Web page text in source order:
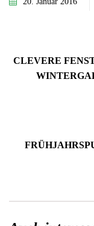
CLEVERE